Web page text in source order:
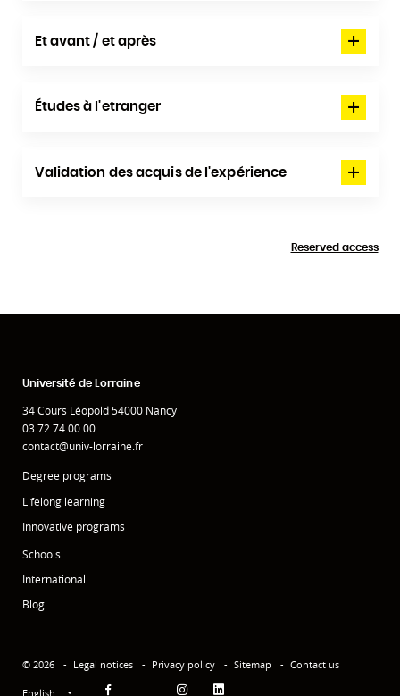
Et avant / et après
Études à l'etranger
Validation des acquis de l'expérience
Reserved access
Université de Lorraine
34 Cours Léopold 54000 Nancy
03 72 74 00 00
contact@univ-lorraine.fr
Degree programs
Lifelong learning
Innovative programs
Schools
International
Blog
© 2026 Legal notices Privacy policy Sitemap Contact us
English